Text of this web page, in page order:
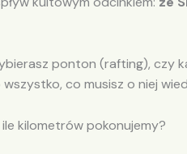
ponton (rafting), czy
co musisz o niej
kilometrów pokonujemy?